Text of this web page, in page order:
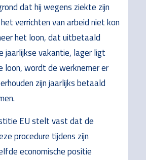
dat hij wegens ziekte zijn
verrichten van arbeid niet kon
het loon, dat uitbetaald
jaarlijkse vakantie, lager ligt
loon, wordt de werknemer er
zijn jaarlijks betaald
EU stelt vast dat de
procedure tijdens zijn
economische positie